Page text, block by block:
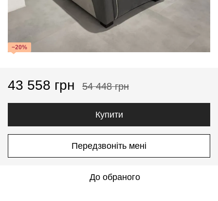
−20%
43 558 грн 54 448 грн
Купити
Передзвоніть мені
До обраного